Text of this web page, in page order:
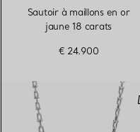
Sautoir à maillons en or
jaune 18 carats
€ 24.900